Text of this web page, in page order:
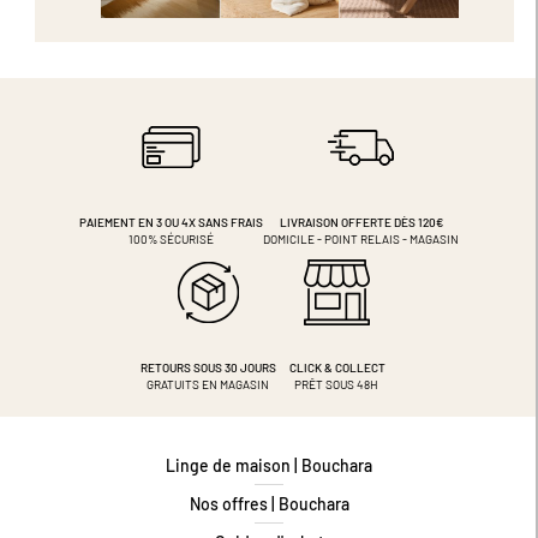
PAIEMENT EN 3 OU 4XSANS FRAIS
100% SÉCURISÉ
LIVRAISON OFFERTE DÈS 120€
DOMICILE - POINT RELAIS - MAGASIN
RETOURS SOUS 30 JOURS
GRATUITS EN MAGASIN
CLICK & COLLECT
PRÊT SOUS 48H
Linge de maison | Bouchara
Nos offres | Bouchara